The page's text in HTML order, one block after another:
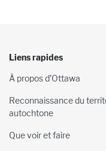
Liens rapides
À propos d’Ottawa
Reconnaissance du
autochtone
Que voir et faire